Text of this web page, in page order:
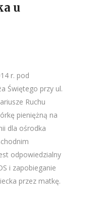
u
r. pod
Świętego przy ul.
Ruchu
pieniężną na
dla ośrodka
odpowiedzialny
i zapobieganie
przez matkę.